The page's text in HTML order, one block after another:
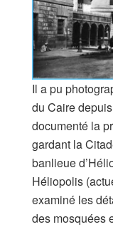
Il a pu
du Caire
documenté la
gardant la
banlieue
Héliopolis
examiné les
des mosquées